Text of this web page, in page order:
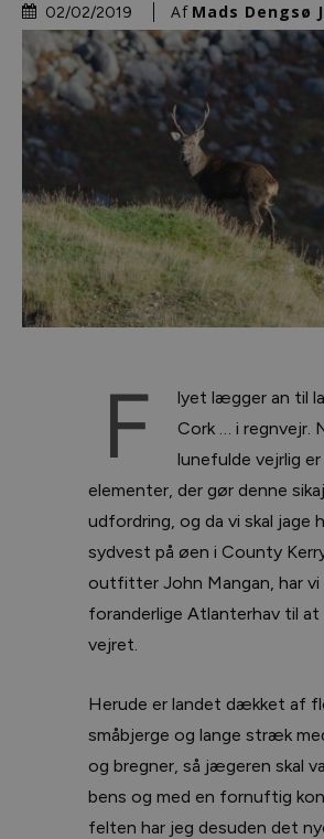
02/02/2019 Af Mads Dengsø
F
lyet lægger an til
Cork … i regnvejr.
lunefulde vejrlig
elementer, der gør denne
udfordring, og da vi skal jage
sydvest på øen i County
outfitter John Mangan, har vi
foranderlige Atlanterhav til at
vejret.
Herude er landet dækket af
småbjerge og lange stræk
og bregner, så jægeren skal
bens og med en fornuftig
felten har jeg desuden det